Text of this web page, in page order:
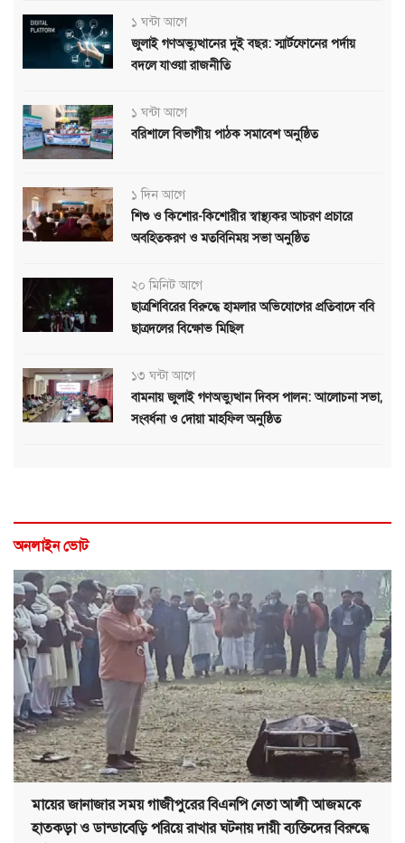
১ ঘন্টা আগে
জুলাই গণঅভ্যুত্থানের দুই বছর: স্মার্টফোনের পর্দায়
বদলে যাওয়া রাজনীতি
১ ঘন্টা আগে
বরিশালে বিভাগীয় পাঠক সমাবেশ অনুষ্ঠিত
১ দিন আগে
শিশু ও কিশোর-কিশোরীর স্বাস্থ্যকর আচরণ প্রচারে
অবহিতকরণ ও মতবিনিময় সভা অনুষ্ঠিত
২০ মিনিট আগে
ছাত্রশিবিরের বিরুদ্ধে হামলার অভিযোগের প্রতিবাদে ববি
ছাত্রদলের বিক্ষোভ মিছিল
১৩ ঘন্টা আগে
বামনায় জুলাই গণঅভ্যুত্থান দিবস পালন: আলোচনা সভা,
সংবর্ধনা ও দোয়া মাহফিল অনুষ্ঠিত
অনলাইন ভোট
মায়ের জানাজার সময় গাজীপুরের বিএনপি নেতা আলী আজমকে
হাতকড়া ও ডান্ডাবেড়ি পরিয়ে রাখার ঘটনায় দায়ী ব্যক্তিদের বিরুদ্ধে